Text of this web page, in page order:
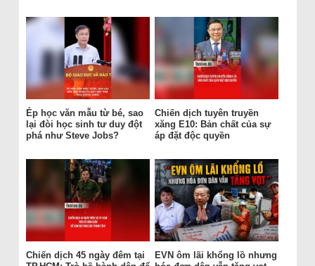
Ép học văn mẫu từ bé, sao
lại đòi học sinh tư duy đột
phá như Steve Jobs?
Chiến dịch tuyên truyền
xăng E10: Bản chất của sự
áp đặt độc quyền
Chiến dịch 45 ngày đêm tại
EVN ôm lãi khổng lồ nhưng